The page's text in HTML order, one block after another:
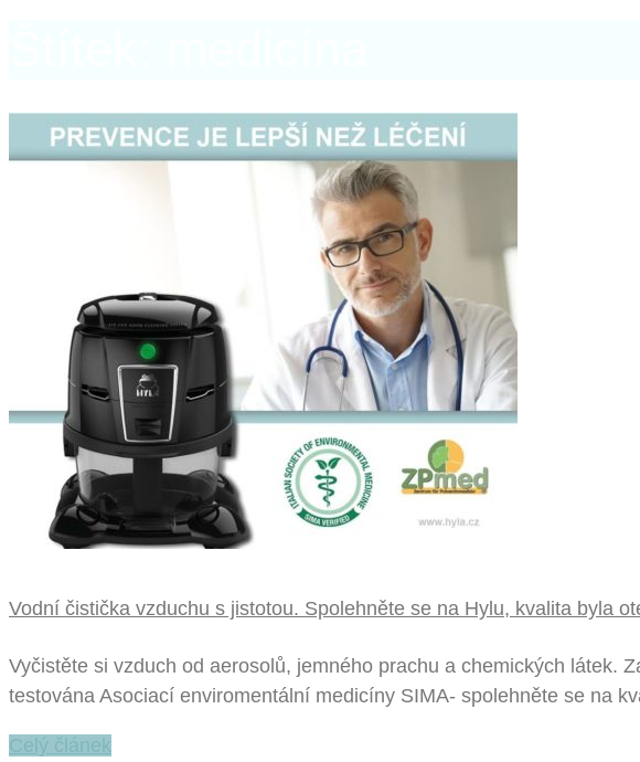
Vodní čistička vzduchu s jistotou. Spolehněte se na Hylu, kvalita byla
Vyčistěte si vzduch od aerosolů, jemného prachu a chemických látek.
testována Asociací enviromentální medicíny SIMA- spolehněte se na
Celý článek